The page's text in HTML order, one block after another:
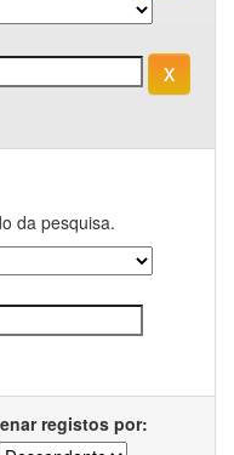
da pesquisa.
registos por: